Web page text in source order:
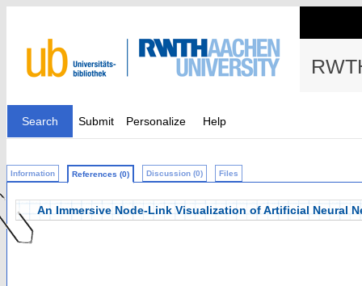
Search Submit Personalize Help
Information References (0) Discussion (0) Files
An Immersive Node-Link Visualization of Artificial Neural